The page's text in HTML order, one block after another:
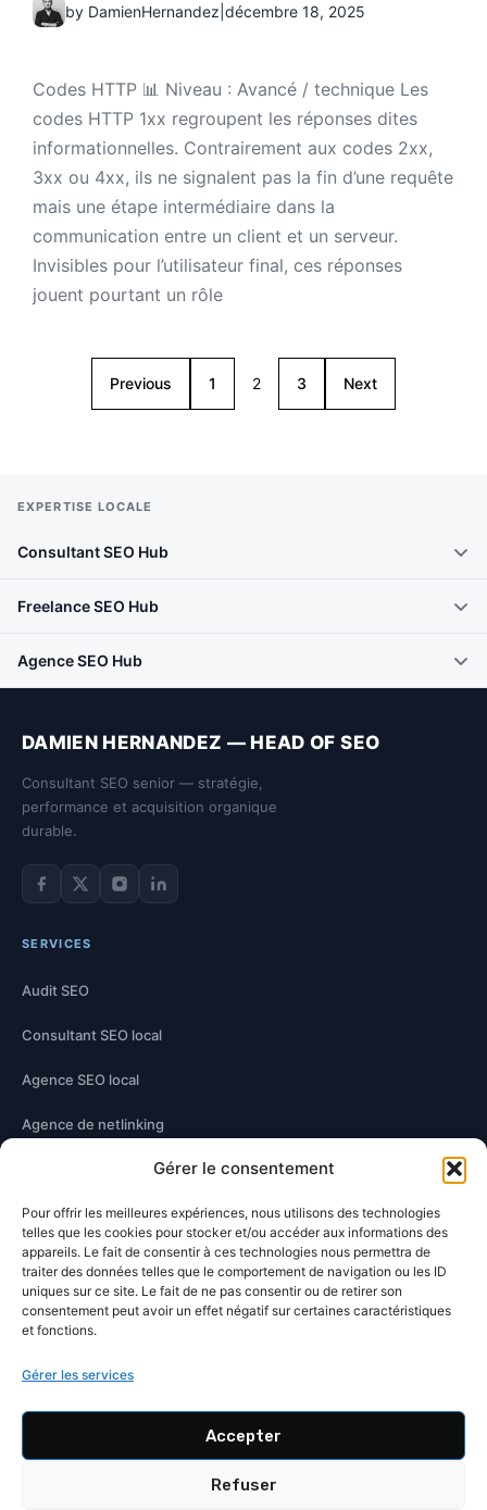
Gérer le consentement
Pour offrir les meilleures expériences, nous utilisons des technologies
telles que les cookies pour stocker et/ou accéder aux informations des
appareils. Le fait de consentir à ces technologies nous permettra de
traiter des données telles que le comportement de navigation ou les ID
uniques sur ce site. Le fait de ne pas consentir ou de retirer son
consentement peut avoir un effet négatif sur certaines caractéristiques
et fonctions.
Gérer les services
Accepter
Refuser
by DamienHernandez décembre 18, 2025
Codes HTTP 📊 Niveau : Avancé / technique Les
codes HTTP 1xx regroupent les réponses dites
informationnelles. Contrairement aux codes 2xx,
3xx ou 4xx, ils ne signalent pas la fin d’une requête
mais une étape intermédiaire dans la
communication entre un client et un serveur.
Invisibles pour l’utilisateur final, ces réponses
jouent pourtant un rôle
Previous 1 2 3 Next
EXPERTISE LOCALE
Consultant SEO Hub
Freelance SEO Hub
Agence SEO Hub
DAMIEN HERNANDEZ — HEAD OF SEO
Consultant SEO senior — stratégie,
performance et acquisition organique
durable.
Facebook de Damien Hernandez
Twitter de Damien Hernandez
Instagram de Damien Hernandez
LinkedIn de Damien Hernandez
SERVICES
Audit SEO
Consultant SEO local
Agence SEO local
Agence de netlinking
Optimisation technique
Optimisation contenu
À PROPOS
Damien Hernandez
Blog SEO
Contact
Wikidata